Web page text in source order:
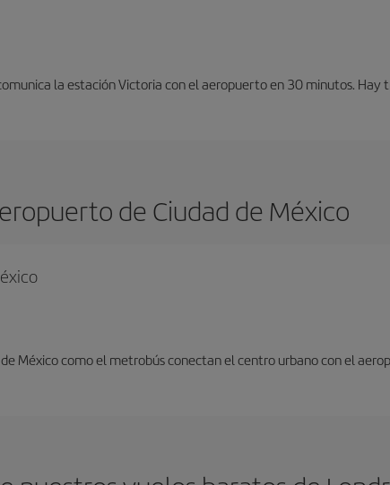
la estación Victoria con el aeropuerto en 30 minutos. Hay
de Ciudad de México
México como el metrobús conectan el centro urbano con el